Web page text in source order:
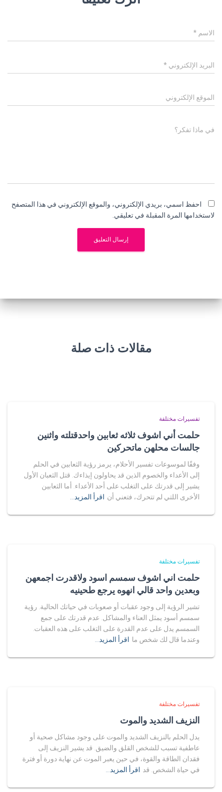
الاسم *
البريد الإلكتروني *
الموقع الإلكتروني
في ماذا تفكر؟
احفظ اسمي، بريدي الإلكتروني، والموقع الإلكتروني في هذا المتصفح
لاستخدامها المرة المقبلة في تعليقي.
مقالات ذات صلة
تفسيرات مختلفة
حلمت أني اشوف ثلاثه ثعابين واحدقتلته واثنين
جالسات محلهن ماتحركين
وفقًا لموسوعات تفسير الأحلام، يرمز رؤية الثعابين في الحلم
إلى الأعداء والخصوم الذين قد يحاولون إيذاءك. قتل الثعبان الأول
يشير إلى قدرتك على التغلب على أحد الأعداء. أما الثعابين
الأخرى اللتي لم تتحرك، فتعني أن اقرأ المزيد…
تفسيرات مختلفة
حلمت اني اشوف سمسم اسود ولاقدرت اجمعهن
وبعدين واحد قالي انهوه يرجع طحينيه
تشير الرؤية إلى وجود عقبات أو صعوبات في حياتك الحالية. رؤية
سمسم أسود يمثل العناء والمشاكل. عدم قدرتك على جمع
السمسم يدل على عدم القدرة على التغلب على هذه العقبات.
وعندما قال لك شخص ما اقرأ المزيد…
تفسيرات مختلفة
النزيف الشديد والموت
يدل الحلم بالنزيف الشديد والموت على وجود مشاكل صحية أو
عاطفية تسبب للشخص القلق والضيق. قد يشير النزيف إلى
فقدان الطاقة والقوة، في حين يعبر الموت عن نهاية دورة أو فترة
في حياة الشخص. قد اقرأ المزيد…